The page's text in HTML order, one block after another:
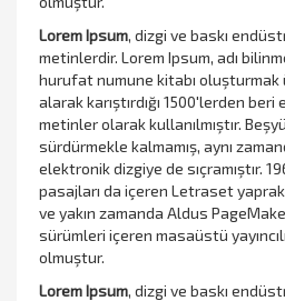
Lorem Ipsum, dizgi ve baskı
metinlerdir. Lorem Ipsum, adı
hurufat numune kitabı oluşturmak
alarak karıştırdığı 1500'lerden
metinler olarak kullanılmıştır.
sürdürmekle kalmamış, aynı
elektronik dizgiye de sıçramıştır.
pasajları da içeren Letraset
ve yakın zamanda Aldus
sürümleri içeren masaüstü
olmuştur.
Lorem Ipsum, dizgi ve baskı